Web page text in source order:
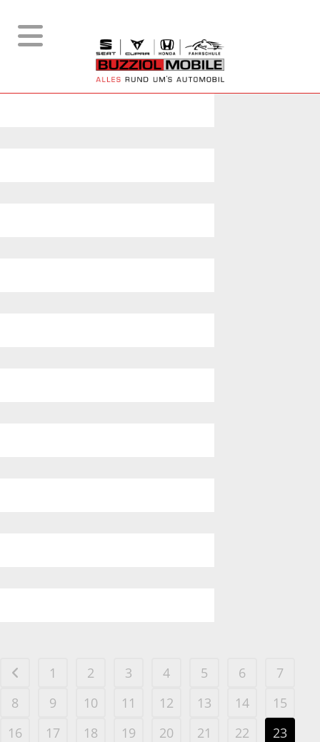
1 2 3 4 5 6
7
8
9 10 11 12 13 14
15
16
17 18 19 20 21 22
23